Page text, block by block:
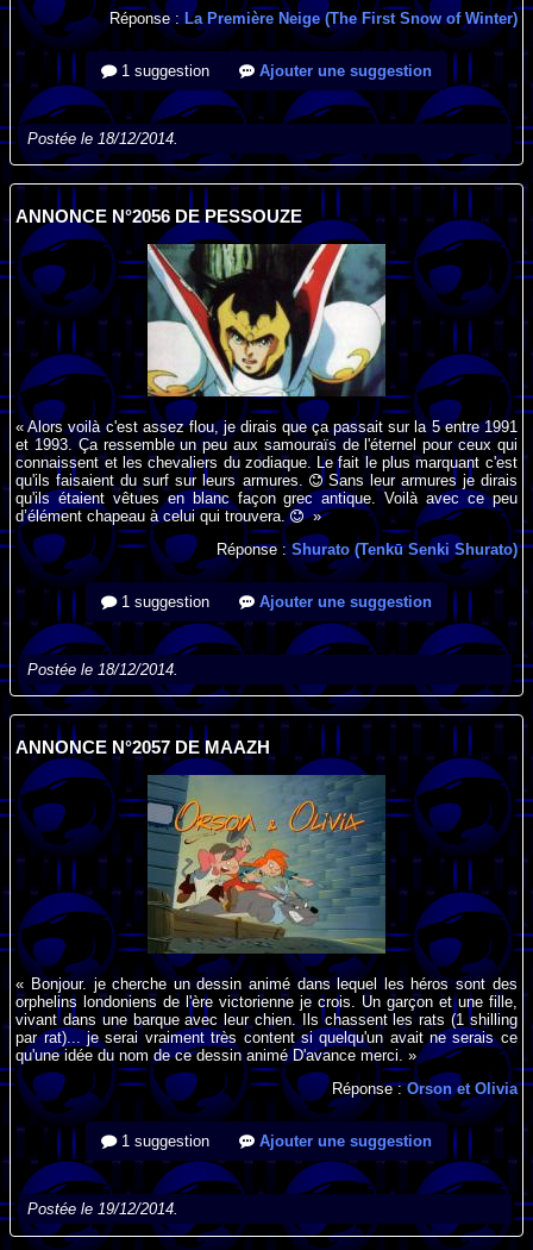
Réponse : La Première Neige (The First Snow of Winter)
1 suggestion Ajouter une suggestion
Postée le 18/12/2014.
ANNONCE N°2056 DE PESSOUZE
« Alors voilà c'est assez flou, je dirais que ça passait sur la 5 entre 1991
et 1993. Ça ressemble un peu aux samouraïs de l'éternel pour ceux qui
connaissent et les chevaliers du zodiaque. Le fait le plus marquant c'est
qu'ils faisaient du surf sur leurs armures.
Sans leur armures je dirais
qu'ils étaient vêtues en blanc façon grec antique. Voilà avec ce peu
d’élément chapeau à celui qui trouvera.
»
Réponse :Shurato (Tenkū Senki Shurato)
1 suggestion Ajouter une suggestion
Postée le 18/12/2014.
ANNONCE N°2057 DE MAAZH
« Bonjour. je cherche un dessin animé dans lequel les héros sont des
orphelins londoniens de l'ère victorienne je crois. Un garçon et une fille,
vivant dans une barque avec leur chien. Ils chassent les rats (1 shilling
par rat)... je serai vraiment très content si quelqu'un avait ne serais ce
qu'une idée du nom de ce dessin animé D'avance merci. »
Réponse :Orson et Olivia
1 suggestion Ajouter une suggestion
Postée le 19/12/2014.